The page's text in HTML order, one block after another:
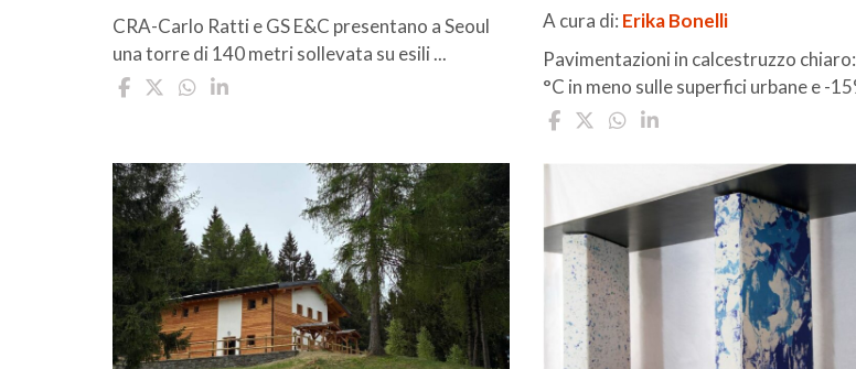
CRA-Carlo Ratti e GS E&C presentano a Seoul
una torre di 140 metri sollevata su esili ...
A cura di: Erika Bonelli
Pavimentazioni in calcestruzzo
°C in meno sulle superfici urbane e -